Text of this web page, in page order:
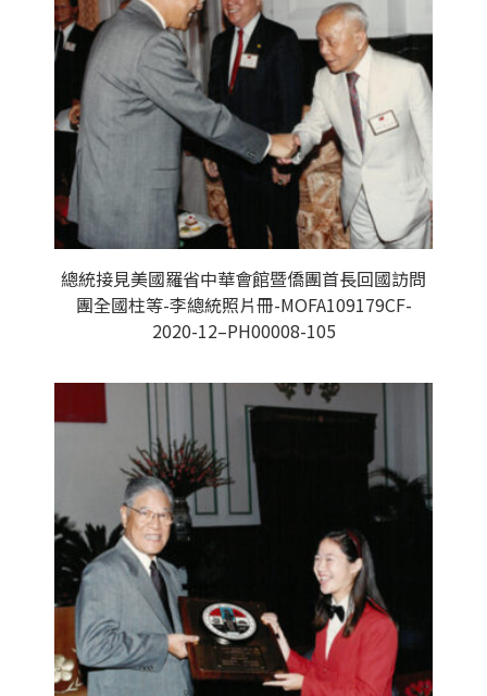
總統接見美國羅省中華會館暨僑團首長回國訪問
團全國柱等-李總統照片冊-MOFA109179CF-
2020-12–PH00008-105